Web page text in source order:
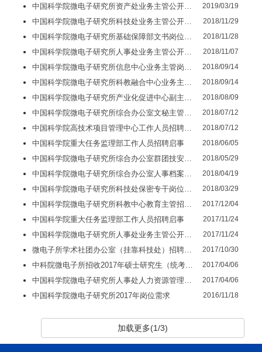
中国科学院微电子研究所资产处业务主管公开招聘启事 2019/03/19
中国科学院微电子研究所科技处业务主管公开招聘启事 2018/11/29
中国科学院微电子研究所基础保障部文书岗位公开招聘启事 2018/11/28
中国科学院微电子研究所人事处业务主管公开招聘启事 2018/11/07
中国科学院微电子研究所信息中心业务主管岗位公开招聘启事 2018/09/14
中国科学院微电子研究所科教融合中心业务主管招聘启事 2018/09/14
中国科学院微电子研究所产业化促进中心副主任招聘启事 2018/08/09
中国科学院微电子研究所综合办公室文秘主管岗位公开招聘启事 2018/07/12
中国科学院高技术项目管理中心工作人员招聘启事 2018/07/12
中国科学院重大任务监理部工作人员招聘启事 2018/06/05
中国科学院微电子研究所综合办公室群团技安主管岗位公开招聘启事 2018/05/29
中国科学院微电子研究所综合办公室人事档案主管岗位公开招聘启事 2018/04/19
中国科学院微电子研究所科技处保密专干岗位公开招聘启事 2018/03/29
中国科学院微电子研究所科教中心教育主管招聘启事 2017/12/04
中国科学院重大任务监理部工作人员招聘启事 2017/11/24
中国科学院微电子研究所人事处业务主管公开招聘启事 2017/11/24
微电子所学术社团办公室（挂靠科技处）招聘启事 2017/10/30
中科院微电子所招收2017年硕士研究生（统考生）拟录取名单公示 2017/04/06
中国科学院微电子研究所人事处人力资源管理岗位公开招聘启事 2017/04/06
中国科学院微电子研究所2017年岗位需求 2016/11/18
加载更多(1/3)